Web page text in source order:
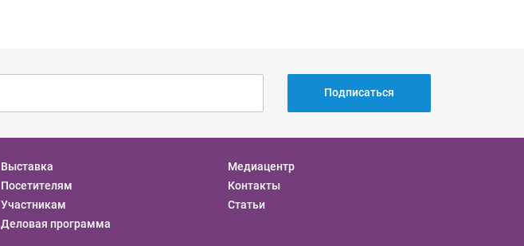
Подписаться
Выставка
Посетителям
Участникам
Деловая программа
Медиацентр
Контакты
Статьи